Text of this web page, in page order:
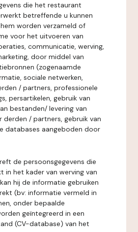
die het restaurant
betreffende u kunnen
worden verzameld of
voor het uitvoeren van
communicatie, werving,
door middel van
(zogenaamde
sociale netwerken,
/ partners, professionele
persartikelen, gebruik van
bestanden/ levering van
/ partners, gebruik van
databases aangeboden door
de persoonsgegevens die
in het kader van werving van
hij de informatie gebruiken
(bv: informatie vermeld in
onder bepaalde
geïntegreerd in een
(CV-database) van het